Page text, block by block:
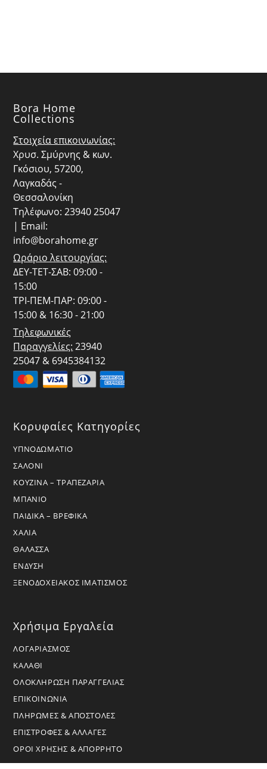
Bora Home
Collections
Στοιχεία επικοινωνίας:
Χρυσ. Σμύρνης & κων.
Γκόσιου, 57200,
Λαγκαδάς -
Θεσσαλονίκη
Τηλέφωνο: 23940 25047
| Email:
info@borahome.gr
Ωράριο λειτουργίας:
ΔΕΥ-ΤΕΤ-ΣΑΒ: 09:00 -
15:00
ΤΡΙ-ΠΕΜ-ΠΑΡ: 09:00 -
15:00 & 16:30 - 21:00
Τηλεφωνικές
Παραγγελίες: 23940
25047 & 6945384132
Κορυφαίες Κατηγορίες
ΥΠΝΟΔΩΜΑΤΙΟ
ΣΑΛΟΝΙ
ΚΟΥΖΙΝΑ – ΤΡΑΠΕΖΑΡΙΑ
ΜΠΑΝΙΟ
ΠΑΙΔΙΚΑ – ΒΡΕΦΙΚΑ
ΧΑΛΙΑ
ΘΑΛΑΣΣΑ
ΕΝΔΥΣΗ
ΞΕΝΟΔΟΧΕΙΑΚΟΣ ΙΜΑΤΙΣΜΟΣ
Χρήσιμα Εργαλεία
ΛΟΓΑΡΙΑΣΜΟΣ
ΚΑΛΑΘΙ
ΟΛΟΚΛΗΡΩΣΗ ΠΑΡΑΓΓΕΛΙΑΣ
ΕΠΙΚΟΙΝΩΝΙΑ
ΠΛΗΡΩΜΕΣ & ΑΠΟΣΤΟΛΕΣ
ΕΠΙΣΤΡΟΦΕΣ & ΑΛΛΑΓΕΣ
ΟΡΟΙ ΧΡΗΣΗΣ & ΑΠΟΡΡΗΤΟ